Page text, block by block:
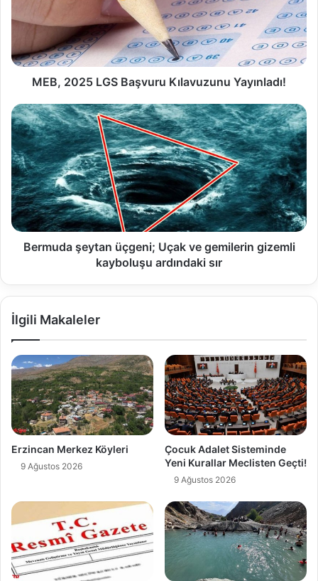
MEB, 2025 LGS Başvuru Kılavuzunu Yayınladı!
Bermuda şeytan üçgeni; Uçak ve gemilerin gizemli
kayboluşu ardındaki sır
İlgili Makaleler
Erzincan Merkez Köyleri
9 Ağustos 2026
Çocuk Adalet Sisteminde
Yeni Kurallar Meclisten Geçti!
9 Ağustos 2026